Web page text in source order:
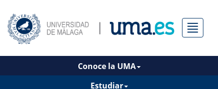
Menú
Conoce la UMA
Estudiar